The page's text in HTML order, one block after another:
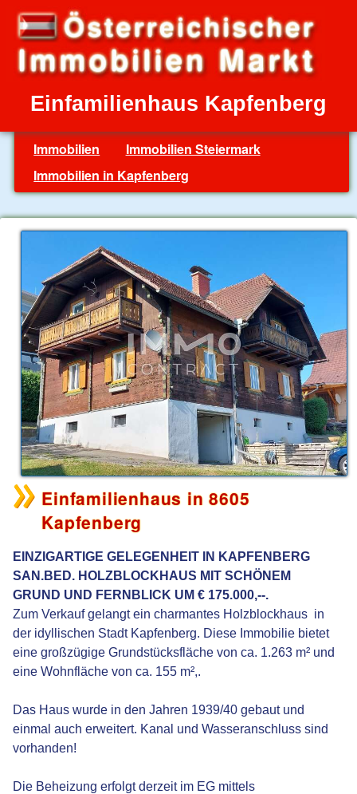
Einfamilienhaus Kapfenberg
Immobilien
Immobilien Steiermark
Immobilien in Kapfenberg
Einfamilienhaus in 8605
Kapfenberg
EINZIGARTIGE GELEGENHEIT IN KAPFENBERG
SAN.BED. HOLZBLOCKHAUS MIT SCHÖNEM
GRUND UND FERNBLICK UM € 175.000,--.
Zum Verkauf gelangt ein charmantes Holzblockhaus in
der idyllischen Stadt Kapfenberg. Diese Immobilie bietet
eine großzügige Grundstücksfläche von ca. 1.263 m² und
eine Wohnfläche von ca. 155 m²,.
Das Haus wurde in den Jahren 1939/40 gebaut und
einmal auch erweitert. Kanal und Wasseranschluss sind
vorhanden!
Die Beheizung erfolgt derzeit im EG mittels